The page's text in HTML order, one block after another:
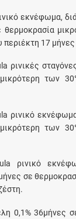
εκνέφωμα,
θερμοκρασία
περιέκτη 17 μήνες
ρινικές
των
ρινικό
των
ρινικό
σε
0,1% 36μήνες